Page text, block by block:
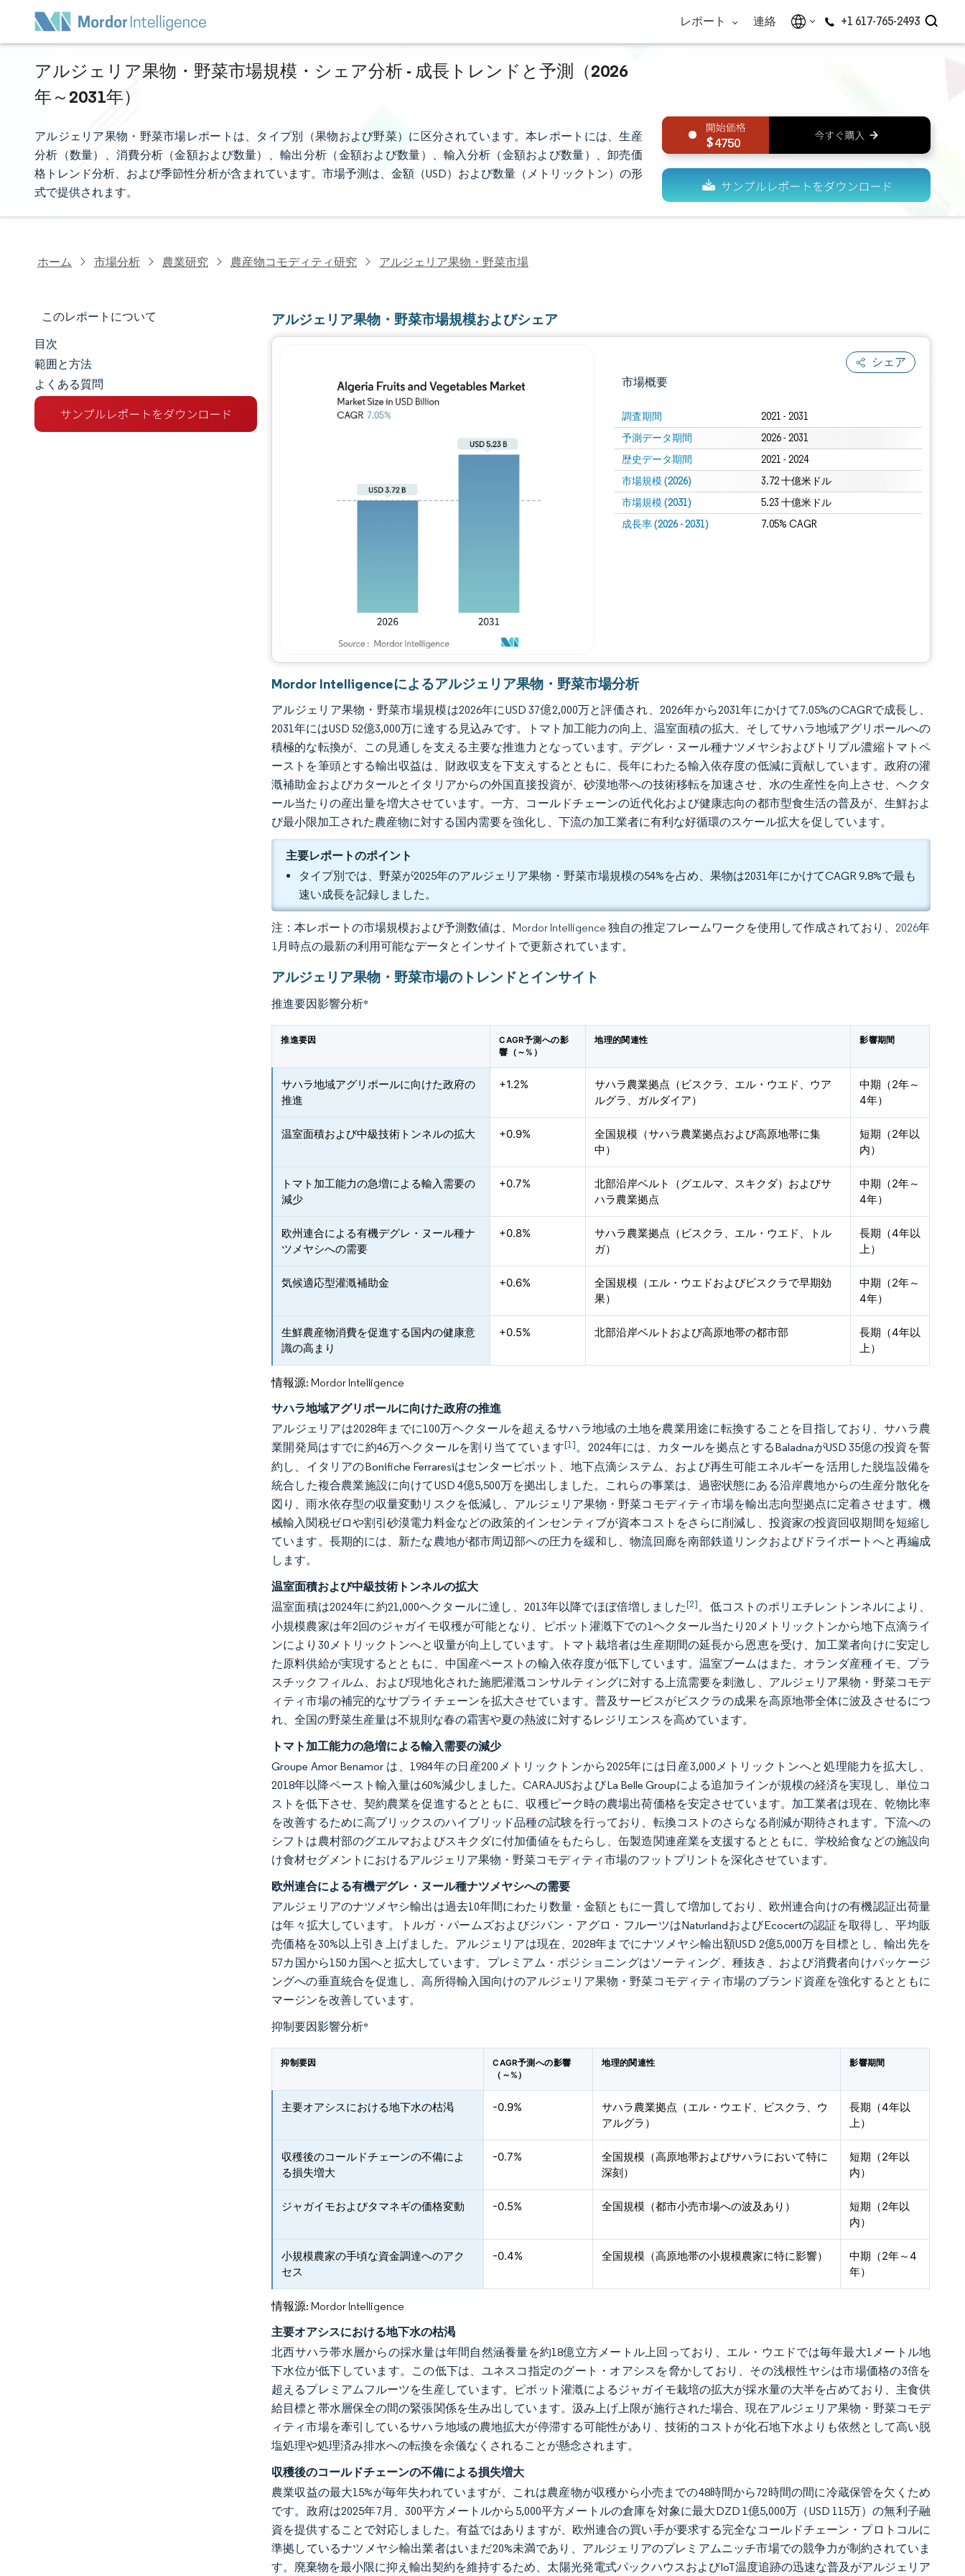
レポート 連絡 +1 617-765-2493
アルジェリア果物・野菜市場規模・シェア分析 - 成長トレンドと予測（2026
年～2031年）
アルジェリア果物・野菜市場レポートは、タイプ別（果物および野菜）に区分されています。本レポートには、生産
分析（数量）、消費分析（金額および数量）、輸出分析（金額および数量）、輸入分析（金額および数量）、卸売価
格トレンド分析、および季節性分析が含まれています。市場予測は、金額（USD）および数量（メトリックトン）の形
式で提供されます。
4750
ホーム 市場分析 農業研究 農産物コモディティ研究 アルジェリア果物・野菜市場
このレポートについて
市場規模とシェア
市場分析
トレンドとインサイト
目次
範囲と方法
よくある質問
アルジェリア果物・野菜市場規模およびシェア
シェア
市場概要
調査期間 2021 - 2031
予測データ期間 2026 - 2031
歴史データ期間 2021 - 2024
市場規模 (2026) 3.72 十億米ドル
市場規模 (2031) 5.23 十億米ドル
成長率 (2026 - 2031) 7.05% CAGR
画像 © Mordor Intelligence。再利用にはCC BY 4.0の表示が必要です。
Mordor Intelligenceによるアルジェリア果物・野菜市場分析
アルジェリア果物・野菜市場規模は2026年にUSD 37億2,000万と評価され、2026年から2031年にかけて7.05%のCAGRで成長し、
2031年にはUSD 52億3,000万に達する見込みです。トマト加工能力の向上、温室面積の拡大、そしてサハラ地域アグリポールへの
積極的な転換が、この見通しを支える主要な推進力となっています。デグレ・ヌール種ナツメヤシおよびトリプル濃縮トマトペ
ーストを筆頭とする輸出収益は、財政収支を下支えするとともに、長年にわたる輸入依存度の低減に貢献しています。政府の灌
漑補助金およびカタールとイタリアからの外国直接投資が、砂漠地帯への技術移転を加速させ、水の生産性を向上させ、ヘクタ
ール当たりの産出量を増大させています。一方、コールドチェーンの近代化および健康志向の都市型食生活の普及が、生鮮およ
び最小限加工された農産物に対する国内需要を強化し、下流の加工業者に有利な好循環のスケール拡大を促しています。
主要レポートのポイント
タイプ別では、野菜が2025年のアルジェリア果物・野菜市場規模の54%を占め、果物は2031年にかけてCAGR 9.8%で最も
速い成長を記録しました。
注：本レポートの市場規模および予測数値は、Mordor Intelligence 独自の推定フレームワークを使用して作成されており、2026年
1月時点の最新の利用可能なデータとインサイトで更新されています。
アルジェリア果物・野菜市場のトレンドとインサイト
推進要因影響分析*
推進要因
CAGR予測への影
響（～%）
地理的関連性 影響期間
サハラ地域アグリポールに向けた政府の
推進
+1.2%
サハラ農業拠点（ビスクラ、エル・ウエド、ウア
ルグラ、ガルダイア）
中期（2年～
4年）
温室面積および中級技術トンネルの拡大 +0.9%
全国規模（サハラ農業拠点および高原地帯に集
中）
短期（2年以
内）
トマト加工能力の急増による輸入需要の
減少
+0.7%
北部沿岸ベルト（グエルマ、スキクダ）およびサ
ハラ農業拠点
中期（2年～
4年）
欧州連合による有機デグレ・ヌール種ナ
ツメヤシへの需要
+0.8%
サハラ農業拠点（ビスクラ、エル・ウエド、トル
ガ）
長期（4年以
上）
気候適応型灌漑補助金 +0.6%
全国規模（エル・ウエドおよびビスクラで早期効
果）
中期（2年～
4年）
生鮮農産物消費を促進する国内の健康意
識の高まり
+0.5% 北部沿岸ベルトおよび高原地帯の都市部
長期（4年以
上）
情報源: Mordor Intelligence
サハラ地域アグリポールに向けた政府の推進
アルジェリアは2028年までに100万ヘクタールを超えるサハラ地域の土地を農業用途に転換することを目指しており、サハラ農
業開発局はすでに約46万ヘクタールを割り当てています[1]。2024年には、カタールを拠点とするBaladnaがUSD 35億の投資を誓
約し、イタリアのBonifiche Ferraresiはセンターピボット、地下点滴システム、および再生可能エネルギーを活用した脱塩設備を
統合した複合農業施設に向けてUSD 4億5,500万を拠出しました。これらの事業は、過密状態にある沿岸農地からの生産分散化を
図り、雨水依存型の収量変動リスクを低減し、アルジェリア果物・野菜コモディティ市場を輸出志向型拠点に定着させます。機
械輸入関税ゼロや割引砂漠電力料金などの政策的インセンティブが資本コストをさらに削減し、投資家の投資回収期間を短縮し
ています。長期的には、新たな農地が都市周辺部への圧力を緩和し、物流回廊を南部鉄道リンクおよびドライポートへと再編成
します。
温室面積および中級技術トンネルの拡大
温室面積は2024年に約21,000ヘクタールに達し、2013年以降でほぼ倍増しました[2]。低コストのポリエチレントンネルにより、
小規模農家は年2回のジャガイモ収穫が可能となり、ピボット灌漑下での1ヘクタール当たり20メトリックトンから地下点滴ライ
ンにより30メトリックトンへと収量が向上しています。トマト栽培者は生産期間の延長から恩恵を受け、加工業者向けに安定し
た原料供給が実現するとともに、中国産ペーストの輸入依存度が低下しています。温室ブームはまた、オランダ産種イモ、プラ
スチックフィルム、および現地化された施肥灌漑コンサルティングに対する上流需要を刺激し、アルジェリア果物・野菜コモデ
ィティ市場の補完的なサプライチェーンを拡大させています。普及サービスがビスクラの成果を高原地帯全体に波及させるにつ
れ、全国の野菜生産量は不規則な春の霜害や夏の熱波に対するレジリエンスを高めています。
トマト加工能力の急増による輸入需要の減少
Groupe Amor Benamor は、1984年の日産200メトリックトンから2025年には日産3,000メトリックトンへと処理能力を拡大し、
2018年以降ペースト輸入量は60%減少しました。CARAJUSおよびLa Belle Groupによる追加ラインが規模の経済を実現し、単位コ
ストを低下させ、契約農業を促進するとともに、収穫ピーク時の農場出荷価格を安定させています。加工業者は現在、乾物比率
を改善するために高ブリックスのハイブリッド品種の試験を行っており、転換コストのさらなる削減が期待されます。下流への
シフトは農村部のグエルマおよびスキクダに付加価値をもたらし、缶製造関連産業を支援するとともに、学校給食などの施設向
け食材セグメントにおけるアルジェリア果物・野菜コモディティ市場のフットプリントを深化させています。
欧州連合による有機デグレ・ヌール種ナツメヤシへの需要
アルジェリアのナツメヤシ輸出は過去10年間にわたり数量・金額ともに一貫して増加しており、欧州連合向けの有機認証出荷量
は年々拡大しています。トルガ・パームズおよびジバン・アグロ・フルーツはNaturlandおよびEcocertの認証を取得し、平均販
売価格を30%以上引き上げました。アルジェリアは現在、2028年までにナツメヤシ輸出額USD 2億5,000万を目標とし、輸出先を
57カ国から150カ国へと拡大しています。プレミアム・ポジショニングはソーティング、種抜き、および消費者向けパッケージ
ングへの垂直統合を促進し、高所得輸入国向けのアルジェリア果物・野菜コモディティ市場のブランド資産を強化するとともに
マージンを改善しています。
抑制要因影響分析*
抑制要因
CAGR予測への影響
（～%）
地理的関連性 影響期間
主要オアシスにおける地下水の枯渇 -0.9%
サハラ農業拠点（エル・ウエド、ビスクラ、ウ
アルグラ）
長期（4年以
上）
収穫後のコールドチェーンの不備によ
る損失増大
-0.7%
全国規模（高原地帯およびサハラにおいて特に
深刻）
短期（2年以
内）
ジャガイモおよびタマネギの価格変動 -0.5% 全国規模（都市小売市場への波及あり）
短期（2年以
内）
小規模農家の手頃な資金調達へのアク
セス
-0.4% 全国規模（高原地帯の小規模農家に特に影響）
中期（2年～4
年）
情報源: Mordor Intelligence
主要オアシスにおける地下水の枯渇
北西サハラ帯水層からの採水量は年間自然涵養量を約18億立方メートル上回っており、エル・ウエドでは毎年最大1メートル地
下水位が低下しています。この低下は、ユネスコ指定のグート・オアシスを脅かしており、その浅根性ヤシは市場価格の3倍を
超えるプレミアムフルーツを生産しています。ピボット灌漑によるジャガイモ栽培の拡大が採水量の大半を占めており、主食供
給目標と帯水層保全の間の緊張関係を生み出しています。汲み上げ上限が施行された場合、現在アルジェリア果物・野菜コモデ
ィティ市場を牽引しているサハラ地域の農地拡大が停滞する可能性があり、技術的コストが化石地下水よりも依然として高い脱
塩処理や処理済み排水への転換を余儀なくされることが懸念されます。
収穫後のコールドチェーンの不備による損失増大
農業収益の最大15%が毎年失われていますが、これは農産物が収穫から小売までの48時間から72時間の間に冷蔵保管を欠くため
です。政府は2025年7月、300平方メートルから5,000平方メートルの倉庫を対象に最大DZD 1億5,000万（USD 115万）の無利子融
資を提供することで対応しました。有益ではありますが、欧州連合の買い手が要求する完全なコールドチェーン・プロトコルに
準拠しているナツメヤシ輸出業者はいまだ20%未満であり、アルジェリアのプレミアムニッチ市場での競争力が制約されていま
す。廃棄物を最小限に抑え輸出契約を維持するため、太陽光発電式パックハウスおよびIoT温度追跡の迅速な普及がアルジェリア